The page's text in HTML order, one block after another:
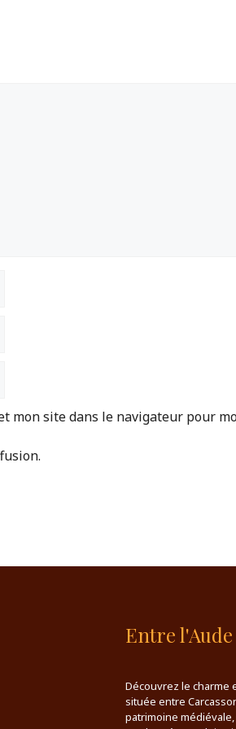
mon site dans le navigateur pour
Entre
Découvrez le charme
située entre
patrimoine